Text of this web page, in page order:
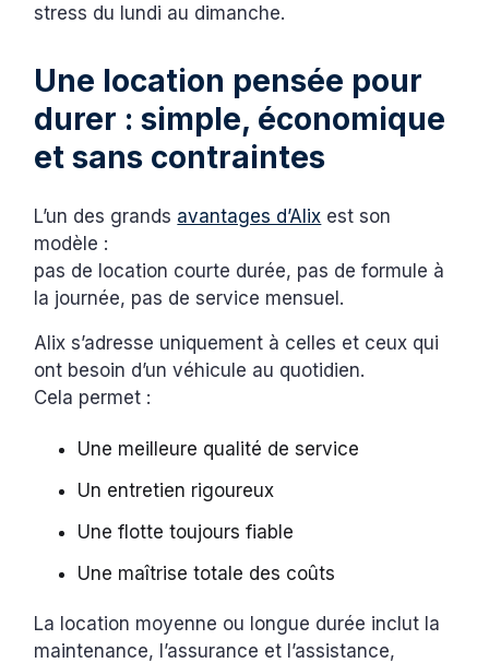
stress du lundi au dimanche.
Une location pensée pour
durer : simple, économique
et sans contraintes
L’un des grands avantages d’Alix est son
modèle :
pas de location courte durée, pas de formule à
la journée, pas de service mensuel.
Alix s’adresse uniquement à celles et ceux qui
ont besoin d’un véhicule au quotidien.
Cela permet :
Une meilleure qualité de service
Un entretien rigoureux
Une flotte toujours fiable
Une maîtrise totale des coûts
La location moyenne ou longue durée inclut la
maintenance, l’assurance et l’assistance,